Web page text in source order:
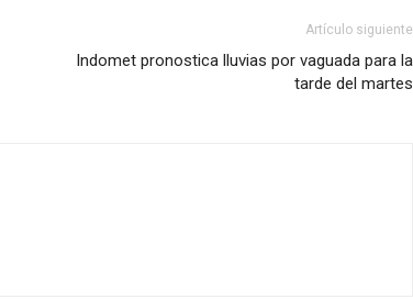
Artículo siguiente
Indomet pronostica lluvias por vaguada para la
tarde del martes